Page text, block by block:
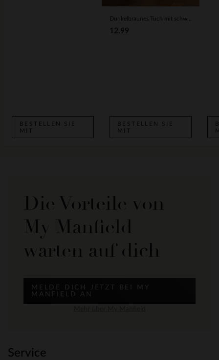
BESTELLEN SIE
MIT
12.99
BESTELLEN SIE
MIT
Die Vorteile von
My Manfield
warten auf dich
MELDE DICH JETZT BEI MY
MANFIELD AN
Service